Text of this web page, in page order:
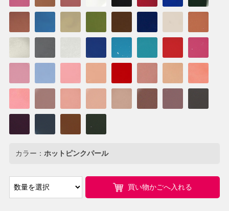
カラー： ホットピンクパール
買い物かごへ入れる